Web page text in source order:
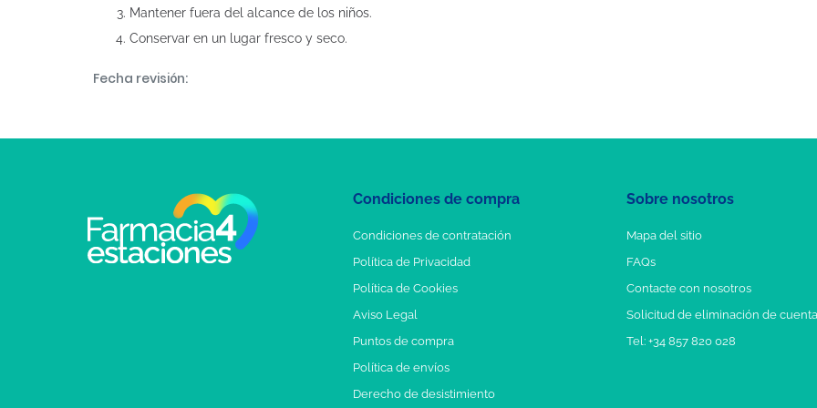
Mantener fuera del alcance de los niños.
Conservar en un lugar fresco y seco.
Fecha revisión:
Condiciones de compra
Condiciones de contratación
Política de Privacidad
Política de Cookies
Aviso Legal
Puntos de compra
Política de envíos
Derecho de desistimiento
Sobre nosotros
Mapa del sitio
FAQs
Contacte con nosotros
Solicitud de eliminación de cuenta
Tel: +34 857 820 028